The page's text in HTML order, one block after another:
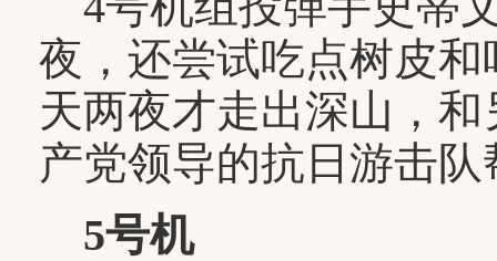
夜，还尝试吃点树皮
天两夜才走出深山，
产党领导的抗日游击
5号机